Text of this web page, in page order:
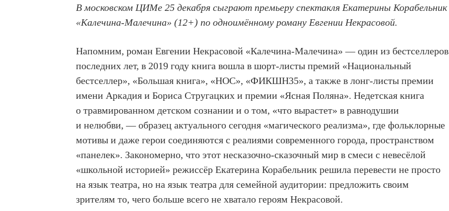
В московском ЦИМе 25 декабря сыграют премьеру спектакля Екатерины Корабельник
«Калечина-Малечина» (12+) по одноимённому роману Евгении Некрасовой.
Напомним, роман Евгении Некрасовой «Калечина-Малечина» — один из бестселлеров
последних лет, в 2019 году книга вошла в шорт-листы премий «Национальный
бестселлер», «Большая книга», «НОС», «ФИКШН35», а также в лонг-листы премии
имени Аркадия и Бориса Стругацких и премии «Ясная Поляна». Недетская книга
о травмированном детском сознании и о том, «что вырастет» в равнодушии
и нелюбви, — образец актуального сегодня «магического реализма», где фольклорные
мотивы и даже герои соединяются с реалиями современного города, пространством
«панелек». Закономерно, что этот несказочно-сказочный мир в смеси с невесёлой
«школьной историей» режиссёр Екатерина Корабельник решила перевести не просто
на язык театра, но на язык театра для семейной аудитории: предложить своим
зрителям то, чего больше всего не хватало героям Некрасовой.